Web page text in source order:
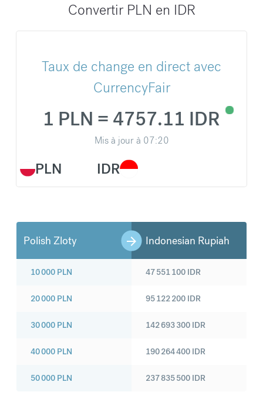
Convertir PLN en IDR
Taux de change en direct avec
CurrencyFair
PLN
1 PLN = 4757.11 IDR
Mis à jour à 07:20
IDR
Polish Zloty Indonesian Rupiah
10 000 PLN
20 000 PLN
30 000 PLN
40 000 PLN
50 000 PLN
47 551 100 IDR
95 122 200 IDR
142 693 300 IDR
190 264 400 IDR
237 835 500 IDR